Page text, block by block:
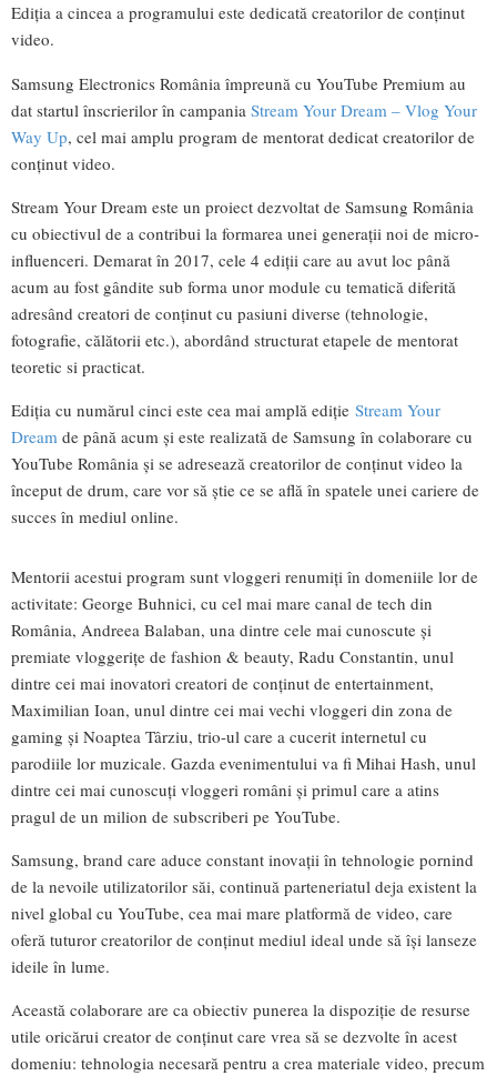
Ediția a cincea a programului este dedicată creatorilor de conținut
video.
Samsung Electronics România împreună cu YouTube Premium au
dat startul înscrierilor în campania Stream Your Dream – Vlog Your
Way Up, cel mai amplu program de mentorat dedicat creatorilor de
conținut video.
Stream Your Dream este un proiect dezvoltat de Samsung România
cu obiectivul de a contribui la formarea unei generații noi de micro-
influenceri. Demarat în 2017, cele 4 ediții care au avut loc până
acum au fost gândite sub forma unor module cu tematică diferită
adresând creatori de conținut cu pasiuni diverse (tehnologie,
fotografie, călătorii etc.), abordând structurat etapele de mentorat
teoretic si practicat.
Ediția cu numărul cinci este cea mai amplă ediție Stream Your
Dream de până acum și este realizată de Samsung în colaborare cu
YouTube România și se adresează creatorilor de conținut video la
început de drum, care vor să știe ce se află în spatele unei cariere de
succes în mediul online.
Mentorii acestui program sunt vloggeri renumiți în domeniile lor de
activitate: George Buhnici, cu cel mai mare canal de tech din
România, Andreea Balaban, una dintre cele mai cunoscute și
premiate vloggerițe de fashion & beauty, Radu Constantin, unul
dintre cei mai inovatori creatori de conținut de entertainment,
Maximilian Ioan, unul dintre cei mai vechi vloggeri din zona de
gaming și Noaptea Târziu, trio-ul care a cucerit internetul cu
parodiile lor muzicale. Gazda evenimentului va fi Mihai Hash, unul
dintre cei mai cunoscuți vloggeri români și primul care a atins
pragul de un milion de subscriberi pe YouTube.
Samsung, brand care aduce constant inovații în tehnologie pornind
de la nevoile utilizatorilor săi, continuă parteneriatul deja existent la
nivel global cu YouTube, cea mai mare platformă de video, care
oferă tuturor creatorilor de conținut mediul ideal unde să își lanseze
ideile în lume.
Această colaborare are ca obiectiv punerea la dispoziție de resurse
utile oricărui creator de conținut care vrea să se dezvolte în acest
domeniu: tehnologia necesară pentru a crea materiale video, precum